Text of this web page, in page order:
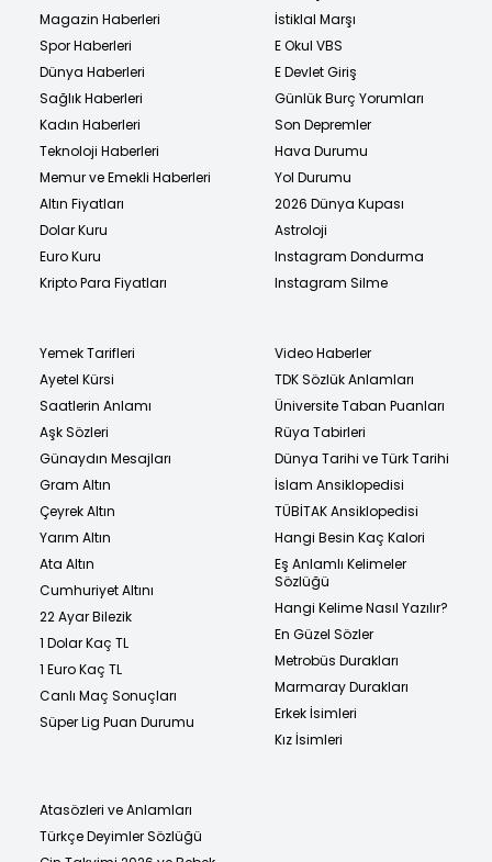
Magazin Haberleri
Spor Haberleri
Dünya Haberleri
Sağlık Haberleri
Kadın Haberleri
Teknoloji Haberleri
Memur ve Emekli Haberleri
Altın Fiyatları
Dolar Kuru
Euro Kuru
Kripto Para Fiyatları
İstiklal Marşı
E Okul VBS
E Devlet Giriş
Günlük Burç Yorumları
Son Depremler
Hava Durumu
Yol Durumu
2026 Dünya Kupası
Astroloji
Instagram Dondurma
Instagram Silme
Yemek Tarifleri
Ayetel Kürsi
Saatlerin Anlamı
Aşk Sözleri
Günaydın Mesajları
Gram Altın
Çeyrek Altın
Yarım Altın
Ata Altın
Cumhuriyet Altını
22 Ayar Bilezik
1 Dolar Kaç TL
1 Euro Kaç TL
Canlı Maç Sonuçları
Süper Lig Puan Durumu
Video Haberler
TDK Sözlük Anlamları
Üniversite Taban Puanları
Rüya Tabirleri
Dünya Tarihi ve Türk Tarihi
İslam Ansiklopedisi
TÜBİTAK Ansiklopedisi
Hangi Besin Kaç Kalori
Eş Anlamlı Kelimeler
Sözlüğü
Hangi Kelime Nasıl Yazılır?
En Güzel Sözler
Metrobüs Durakları
Marmaray Durakları
Erkek İsimleri
Kız İsimleri
Atasözleri ve Anlamları
Türkçe Deyimler Sözlüğü